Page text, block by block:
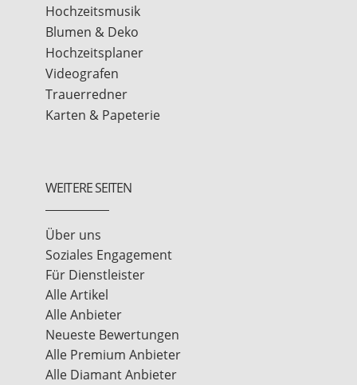
Hochzeitsmusik
Blumen & Deko
Hochzeitsplaner
Videografen
Trauerredner
Karten & Papeterie
WEITERE SEITEN
Über uns
Soziales Engagement
Für Dienstleister
Alle Artikel
Alle Anbieter
Neueste Bewertungen
Alle Premium Anbieter
Alle Diamant Anbieter